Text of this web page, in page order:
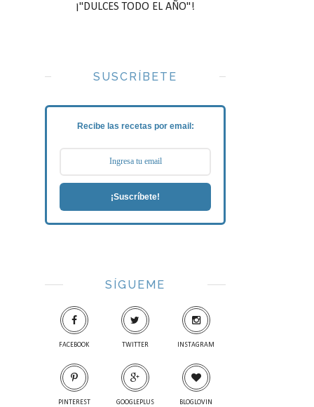
¡"DULCES TODO EL AÑO"!
SUSCRÍBETE
Recibe las recetas por email:
¡Suscríbete!
SÍGUEME
FACEBOOK TWITTER INSTAGRAM
PINTEREST GOOGLEPLUS BLOGLOVIN